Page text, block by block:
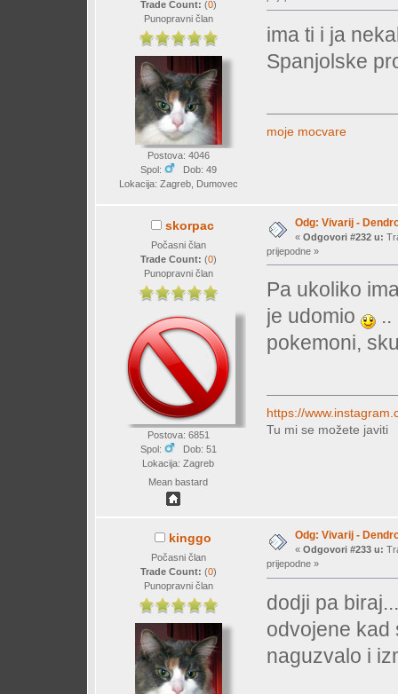
Trade Count: (0)
Punopravni član
Postova: 4046
Spol:
Dob: 49
Lokacija: Zagreb, Dumovec
ima ti i ja
Spanjolske
moje mocvare
skorpac
Počasni član
Trade Count: (0)
Punopravni član
Postova: 6851
Spol:
Dob: 51
Lokacija: Zagreb
Mean bastard
Odg: Vivarij -
« Odgovori #232 u:
prijepodne »
Pa ukoliko
je udomio
pokemoni,
https://
Tu mi se možete javiti
kinggo
Počasni član
Trade Count: (0)
Punopravni član
Odg: Vivarij -
« Odgovori #233 u:
prijepodne »
dodji pa
odvojene kad
naguzvalo i